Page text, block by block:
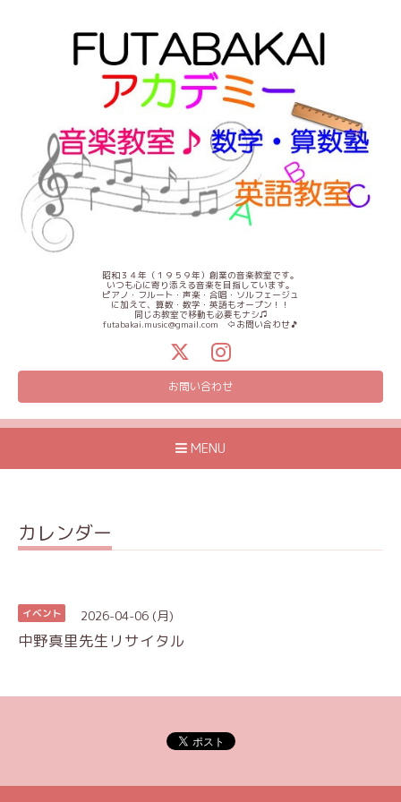
昭和３４年（１９５９年）創業の音楽教室です。
いつも心に寄り添える音楽を目指しています。
ピアノ・フルート・声楽・合唱・ソルフェージュ
に加えて、算数・数学・英語もオープン！！
同じお教室で移動も必要もナシ♫
futabakai.music@gmail.com ⇦お問い合わせ🎵
お問い合わせ
MENU
カレンダー
イベント 2026-04-06 (月)
中野真里先生リサイタル